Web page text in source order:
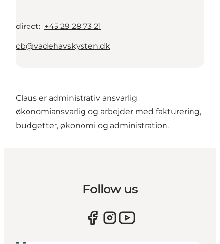
direct: +45 29 28 73 21
cb@vadehavskysten.dk
Claus er administrativ ansvarlig,
økonomiansvarlig og arbejder med fakturering,
budgetter, økonomi og administration.
Follow us